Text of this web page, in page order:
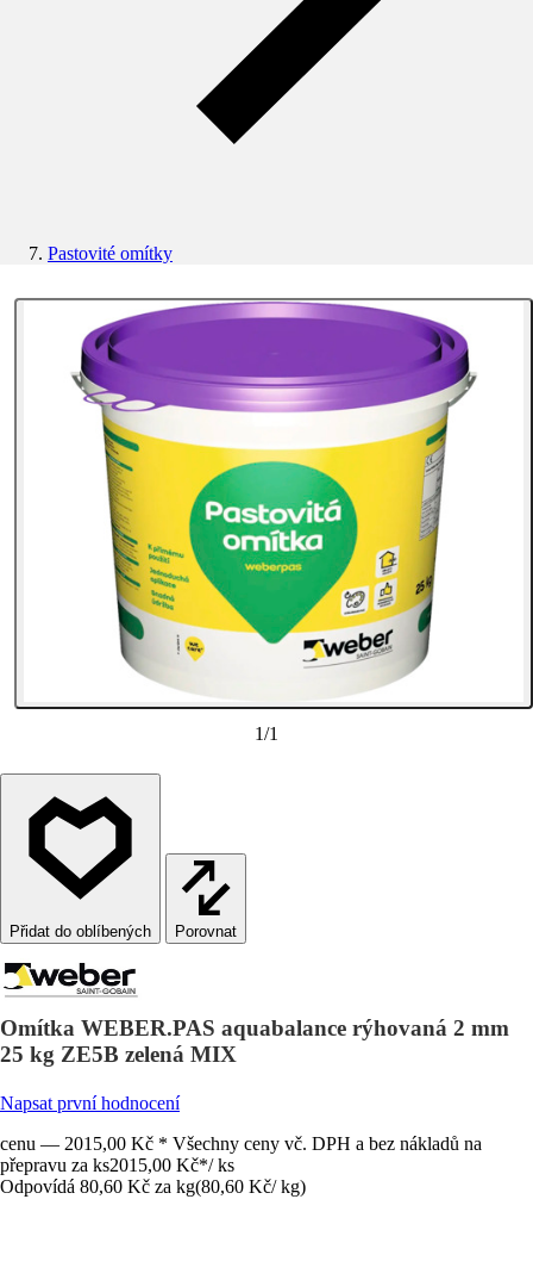
Pastovité omítky
1/1
Porovnat
Omítka WEBER.PAS aquabalance rýhovaná 2 mm
25 kg ZE5B zelená MIX
Napsat první hodnocení
cenu — 2015,00 Kč * Všechny ceny vč. DPH a bez nákladů na
přepravu za ks2015,00 Kč*/ ks
Odpovídá 80,60 Kč za kg(80,60 Kč/ kg)